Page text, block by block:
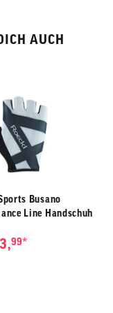
AUCH
Busano
Line Handschuh
99*